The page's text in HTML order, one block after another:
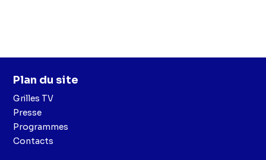
Plan du site
Grilles TV
Presse
Programmes
Contacts